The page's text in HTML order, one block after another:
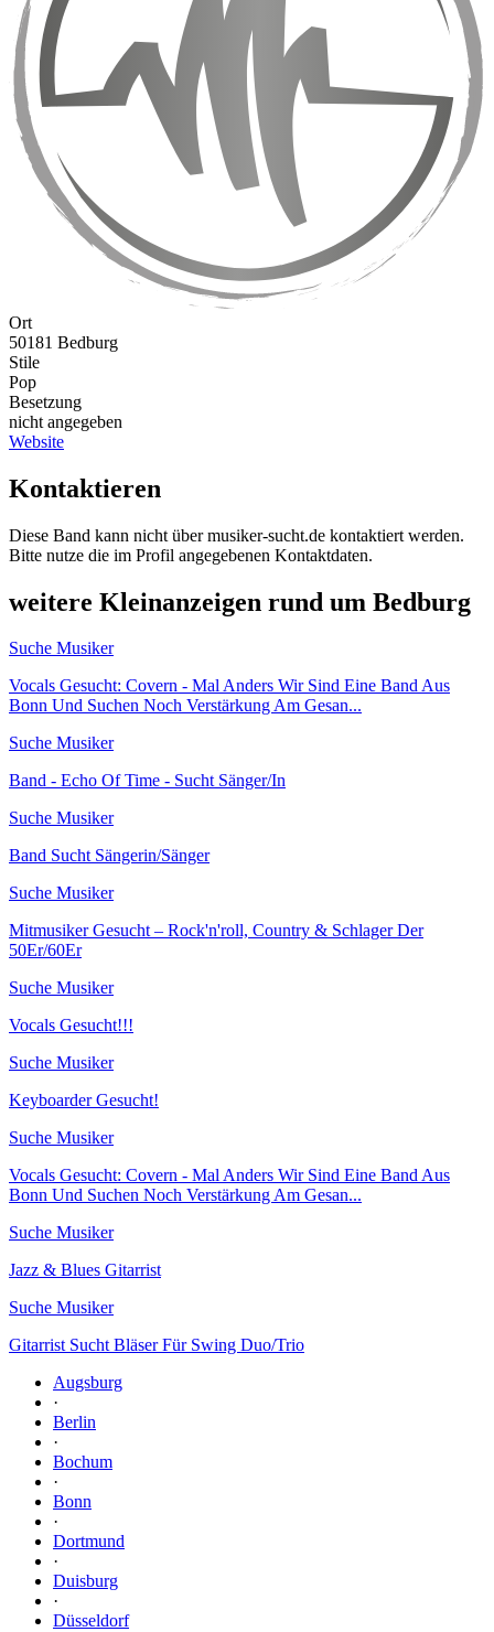
Ort
50181 Bedburg
Stile
Pop
Besetzung
nicht angegeben
Website
Kontaktieren
Diese Band kann nicht über musiker-sucht.de kontaktiert werden.
Bitte nutze die im Profil angegebenen Kontaktdaten.
weitere Kleinanzeigen rund um Bedburg
Suche Musiker
Vocals Gesucht: Covern - Mal Anders Wir Sind Eine Band Aus
Bonn Und Suchen Noch Verstärkung Am Gesan...
Suche Musiker
Band - Echo Of Time - Sucht Sänger/In
Suche Musiker
Band Sucht Sängerin/Sänger
Suche Musiker
Mitmusiker Gesucht – Rock'n'roll, Country & Schlager Der
50Er/60Er
Suche Musiker
Vocals Gesucht!!!
Suche Musiker
Keyboarder Gesucht!
Suche Musiker
Vocals Gesucht: Covern - Mal Anders Wir Sind Eine Band Aus
Bonn Und Suchen Noch Verstärkung Am Gesan...
Suche Musiker
Jazz & Blues Gitarrist
Suche Musiker
Gitarrist Sucht Bläser Für Swing Duo/Trio
Augsburg
·
Berlin
·
Bochum
·
Bonn
·
Dortmund
·
Duisburg
·
Düsseldorf